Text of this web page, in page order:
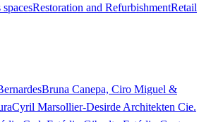
Restoration and RefurbishmentRetail
Bruna Canepa, Ciro Miguel &
Cyril Marsollier-Desirde Architekten Cie.